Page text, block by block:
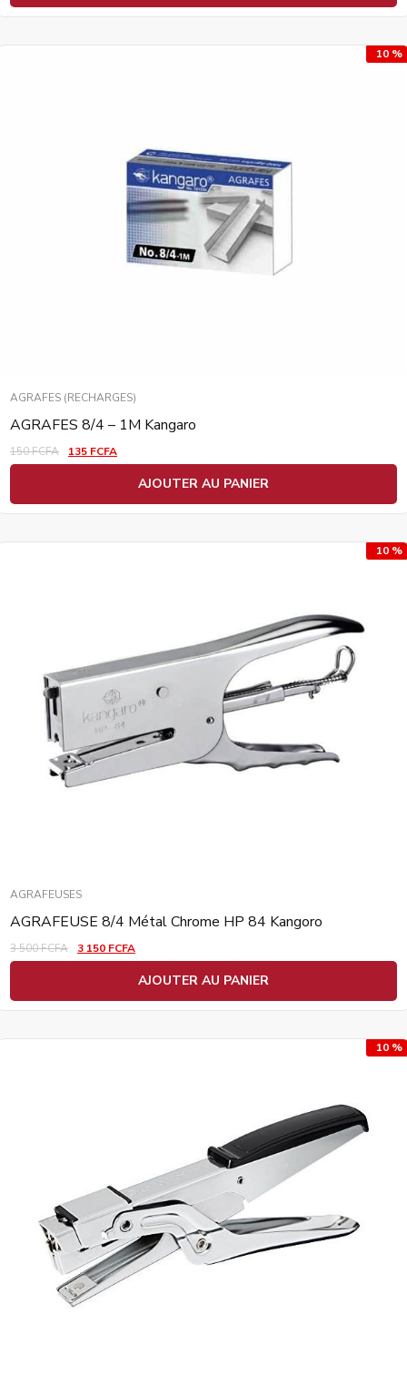
10 %
AGRAFES (RECHARGES)
AGRAFES 8/4 – 1M Kangaro
150FCFA 135 FCFA
AJOUTER AU PANIER
10 %
AGRAFEUSES
AGRAFEUSE 8/4 Métal Chrome HP 84 Kangoro
3 500FCFA 3 150 FCFA
AJOUTER AU PANIER
10 %